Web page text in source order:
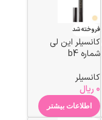
فروخته شد
کانسیلر این لی
شماره b4
کانسیلر
0 ریال
اطلاعات بیشتر